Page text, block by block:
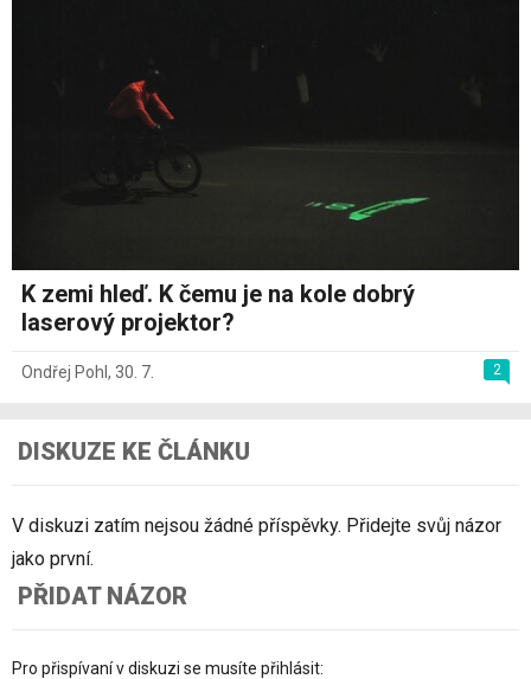
K zemi hleď. K čemu je na kole dobrý
laserový projektor?
2
Ondřej Pohl , 30. 7.
DISKUZE KE ČLÁNKU
V diskuzi zatím nejsou žádné příspěvky. Přidejte svůj názor
jako první.
PŘIDAT NÁZOR
Pro přispívaní v diskuzi se musíte přihlásit: